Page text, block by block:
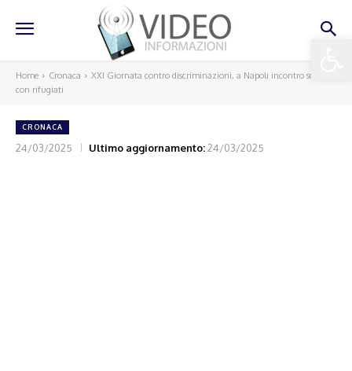
Home Cronaca
XXI Giornata contro discriminazioni, a Napoli incontro scuole
con rifugiati
CRONACA
24/03/2025 Ultimo aggiornamento:24/03/2025